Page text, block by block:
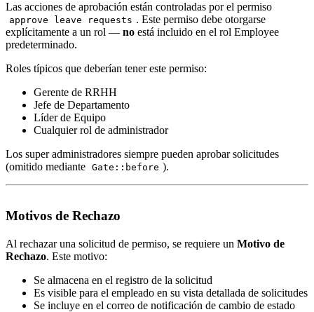
Las acciones de aprobación están controladas por el permiso
approve leave requests . Este permiso debe otorgarse
explícitamente a un rol — no está incluido en el rol Employee
predeterminado.
Roles típicos que deberían tener este permiso:
Gerente de RRHH
Jefe de Departamento
Líder de Equipo
Cualquier rol de administrador
Los super administradores siempre pueden aprobar solicitudes
(omitido mediante
Gate::before ).
Motivos de Rechazo
Al rechazar una solicitud de permiso, se requiere un Motivo de
Rechazo. Este motivo:
Se almacena en el registro de la solicitud
Es visible para el empleado en su vista detallada de solicitudes
Se incluye en el correo de notificación de cambio de estado